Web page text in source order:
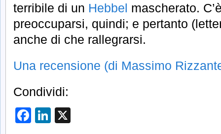
terribile di un Hebbel mascherato.
preoccuparsi, quindi; e pertanto
anche di che rallegrarsi.
Una recensione (di Massimo
Condividi:
Facebook
LinkedIn